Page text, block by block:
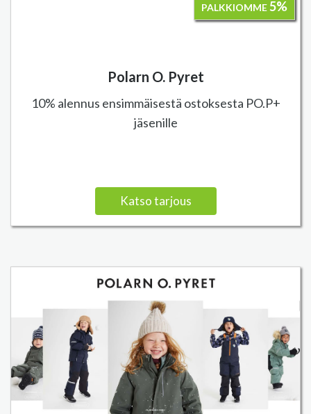
PALKKIOMME5%
Polarn O. Pyret
10% alennus ensimmäisestä ostoksesta PO.P+
jäsenille
Katso tarjous